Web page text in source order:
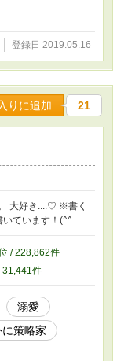
登録日 2019.05.16
りに追加 21
大好き....♡ ※書く
ています！(^^ゝ
/ 228,862件
31,441件
溺愛
策略家